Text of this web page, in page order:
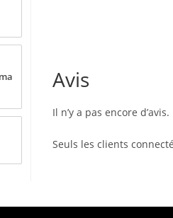
Avis
Il n’y a pas encore d’avis.
Seuls les clients